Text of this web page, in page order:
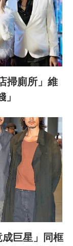
掃廁所」維
巨星」同框